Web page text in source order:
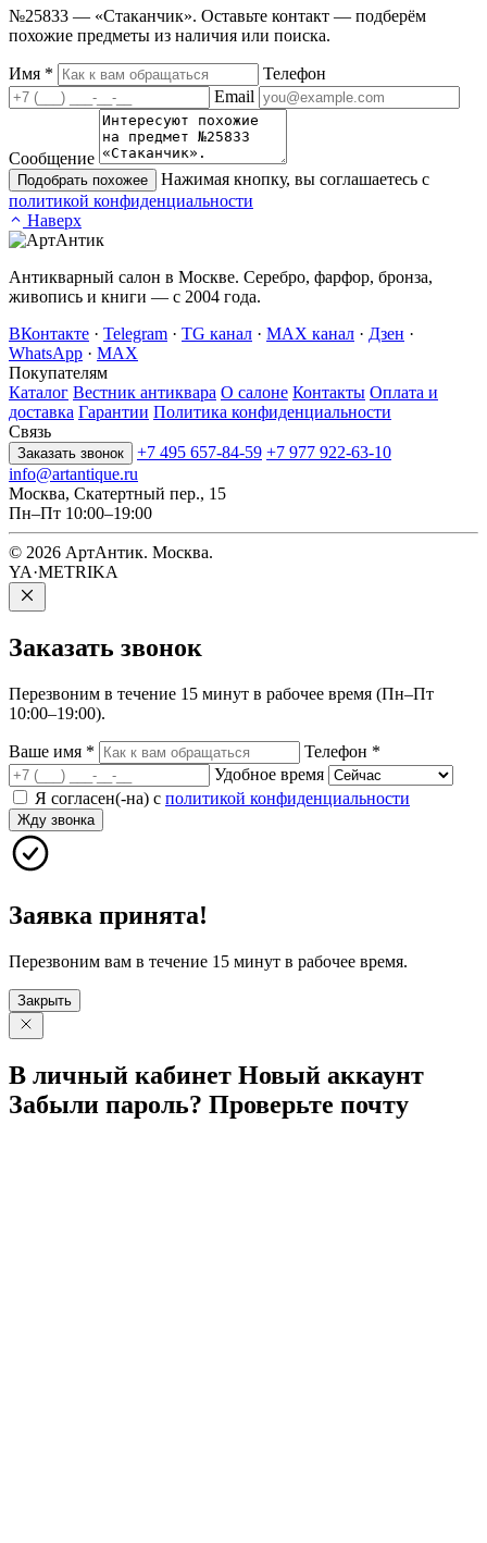
№25833 — «Стаканчик». Оставьте контакт — подберём
похожие предметы из наличия или поиска.
Имя *
Телефон
Email
Сообщение
Подобрать похожее
Нажимая кнопку, вы соглашаетесь с
политикой конфиденциальности
Наверх
Антикварный салон в Москве. Серебро, фарфор, бронза,
живопись и книги — с 2004 года.
ВКонтакте · Telegram · TG канал · MAX канал · Дзен ·
WhatsApp · MAX
Покупателям
Каталог Вестник антиквара О салоне Контакты Оплата и
доставка Гарантии Политика конфиденциальности
Связь
Заказать звонок +7 495 657-84-59 +7 977 922-63-10
info@artantique.ru
Москва, Скатертный пер., 15
Пн–Пт 10:00–19:00
© 2026 АртАнтик. Москва.
YA·METRIKA
Заказать звонок
Перезвоним в течение 15 минут в рабочее время (Пн–Пт
10:00–19:00).
Ваше имя * Телефон *
Удобное время
Я согласен(-на) с политикой конфиденциальности
Жду звонка
Заявка принята!
Перезвоним вам в течение 15 минут в рабочее время.
Закрыть
В личный кабинет Новый аккаунт
Забыли пароль? Проверьте почту